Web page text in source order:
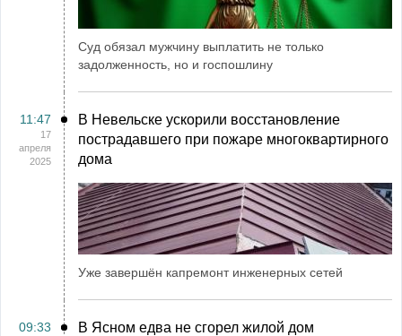
Суд обязал мужчину выплатить не только
задолженность, но и госпошлину
11:47
17
апреля
2025
В Невельске ускорили восстановление
пострадавшего при пожаре многоквартирного
дома
Уже завершён капремонт инженерных сетей
09:33 В Ясном едва не сгорел жилой дом